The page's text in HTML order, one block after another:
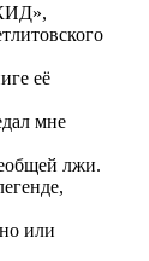
её
мне
лжи.
или